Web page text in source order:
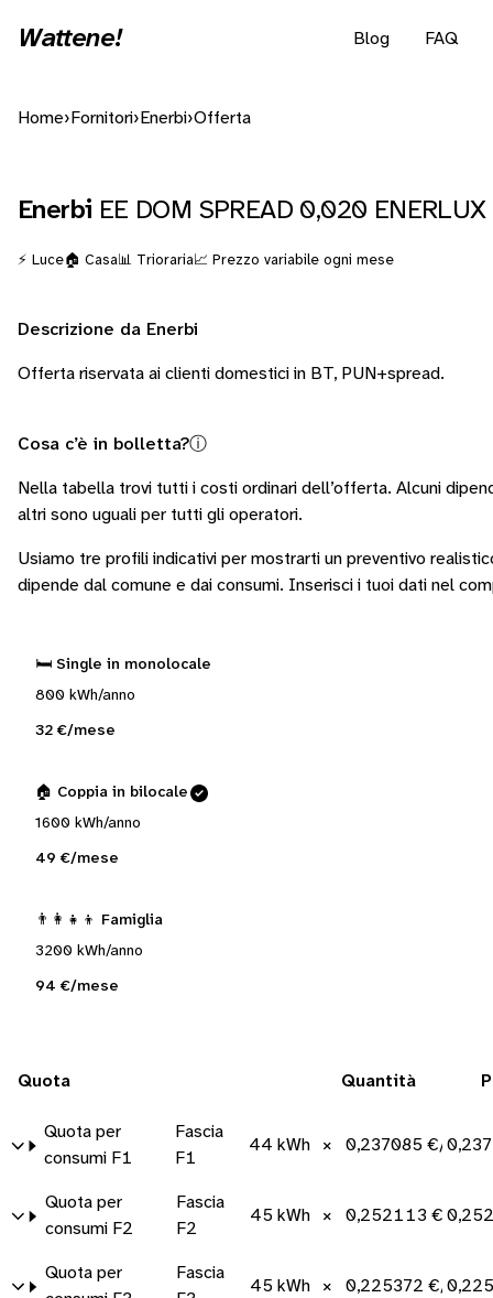
Wattene! Blog FAQ
Home› Fornitori› Enerbi›Offerta
Enerbi EE DOM SPREAD 0,020 ENERLUX
⚡ Luce🏠 Casa📊 Trioraria📈 Prezzo variabile ogni mese
Descrizione da Enerbi
Offerta riservata ai clienti domestici in BT, PUN+spread.
Cosa c’è in bolletta?ⓘ
Nella tabella trovi tutti i costi ordinari dell’offerta. Alcuni
altri sono uguali per tutti gli operatori.
Usiamo tre profili indicativi per mostrarti un preventivo
dipende dal comune e dai consumi. Inserisci i tuoi dati nel
🛏️ Single in monolocale
800 kWh/anno
32 €/mese
🏠 Coppia in bilocale
1600 kWh/anno
49 €/mese
👨‍👩‍👧‍👦 Famiglia
3200 kWh/anno
94 €/mese
Quota Quantità
Quota per
consumi F1
Fascia
F1
44 kWh × 0,237085 €/kWh
Quota per
consumi F2
Fascia
F2
45 kWh × 0,252113 €/kWh
Quota per
Fascia
45 kWh × 0,225372 €/kWh